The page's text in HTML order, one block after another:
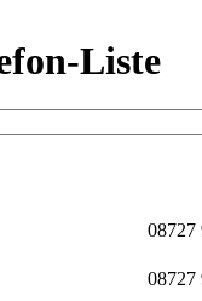
Liste
08727
08727